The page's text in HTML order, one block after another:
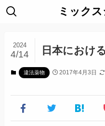
ミック
日本におけ
2024
4/14
違法薬物 2017年4月3日